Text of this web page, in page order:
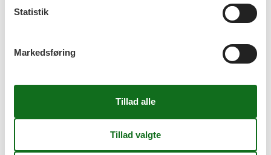
Sommerhus Sankt Georgen med hund
4
>>
Statistik
Markedsføring